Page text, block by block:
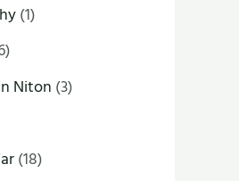
(1)
Niton (3)
(18)